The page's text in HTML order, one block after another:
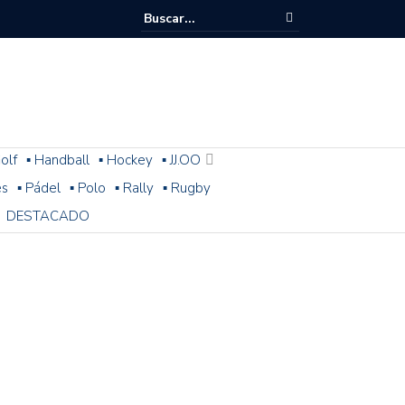
▪ Handball ▪ Hockey ▪ JJ.OO
▪ Pádel ▪ Polo ▪ Rally ▪ Rugby
DESTACADO